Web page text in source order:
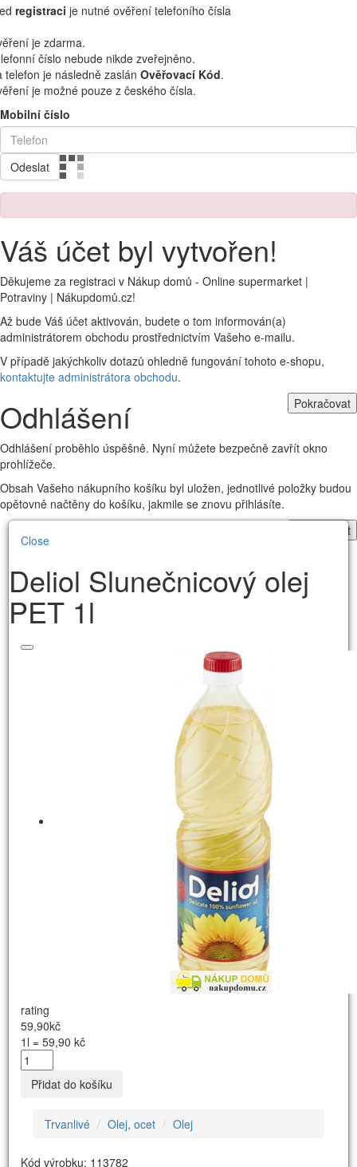
registraci je nutné ověření telefoního čísla
je zdarma.
číslo nebude nikde zveřejněno.
telefon je následně zaslán Ověřovací Kód.
je možné pouze z českého čísla.
Mobilní číslo
Odeslat
Váš účet byl vytvořen!
Děkujeme za registraci v Nákup domů - Online supermarket |
Potraviny | Nákupdomů.cz!
Až bude Váš účet aktivován, budete o tom informován(a)
administrátorem obchodu prostřednictvím Vašeho e-mailu.
V případě jakýchkoliv dotazů ohledně fungování tohoto e-shopu,
kontaktujte administrátora obchodu.
Pokračovat
Odhlášení
Odhlášení proběhlo úspěšně. Nyní můžete bezpečně zavřít okno
prohlížeče.
Obsah Vašeho nákupního košíku byl uložen, jednotlivé položky budou
opětovně načtěny do košíku, jakmile se znovu přihlásíte.
Pokračovat
Close
Deliol Slunečnicový olej
PET 1l
rating
59,90kč
1l = 59,90 kč
Přidat do košíku
Trvanlivé Olej, ocet Olej
Kód výrobku: 113782